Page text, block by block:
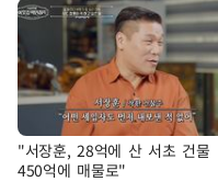
"서장훈, 28억에 산 서초 건물
450억에 매물로"